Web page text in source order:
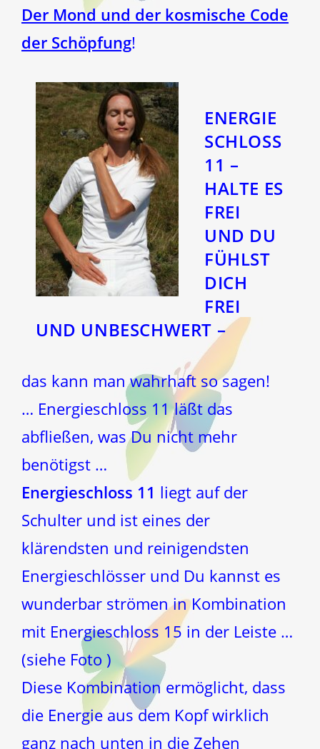
Der Mond und der kosmische Code
der Schöpfung!
ENERGIE
SCHLOSS
11 –
HALTE ES
FREI
UND DU
FÜHLST
DICH
FREI
UND UNBESCHWERT –
das kann man wahrhaft so sagen!
… Energieschloss 11 läßt das
abfließen, was Du nicht mehr
benötigst …
Energieschloss 11 liegt auf der
Schulter und ist eines der
klärendsten und reinigendsten
Energieschlösser und Du kannst es
wunderbar strömen in Kombination
mit Energieschloss 15 in der Leiste …
(siehe Foto )
Diese Kombination ermöglicht, dass
die Energie aus dem Kopf wirklich
ganz nach unten in die Zehen